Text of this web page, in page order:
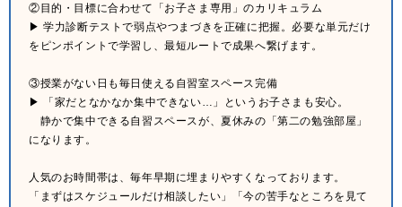
②目的・目標に合わせて「お子さま専用」のカリキュラム
▶ 学力診断テストで弱点やつまづきを正確に把握。必要な単元だけ
をピンポイントで学習し、最短ルートで成果へ繋げます。
③授業がない日も毎日使える自習室スペース完備
▶ 「家だとなかなか集中できない…」というお子さまも安心。
静かで集中できる自習スペースが、夏休みの「第二の勉強部屋」
になります。
人気のお時間帯は、毎年早期に埋まりやすくなっております。
「まずはスケジュールだけ相談したい」「今の苦手なところを見て